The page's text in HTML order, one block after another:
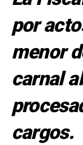
por
menor
carnal
cargos.